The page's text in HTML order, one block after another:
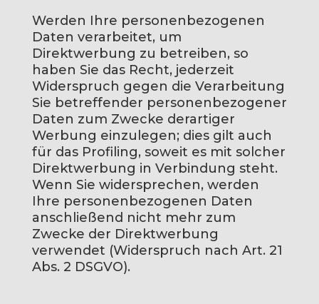
Werden Ihre personenbezogenen
Daten verarbeitet, um
Direktwerbung zu betreiben, so
haben Sie das Recht, jederzeit
Widerspruch gegen die Verarbeitung
Sie betreffender personenbezogener
Daten zum Zwecke derartiger
Werbung einzulegen; dies gilt auch
für das Profiling, soweit es mit solcher
Direktwerbung in Verbindung steht.
Wenn Sie widersprechen, werden
Ihre personenbezogenen Daten
anschließend nicht mehr zum
Zwecke der Direktwerbung
verwendet (Widerspruch nach Art. 21
Abs. 2 DSGVO).